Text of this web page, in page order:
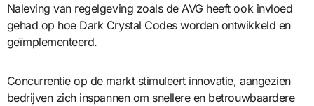
Naleving van regelgeving zoals de AVG heeft ook invloed
gehad op hoe Dark Crystal Codes worden ontwikkeld en
geïmplementeerd.
Concurrentie op de markt stimuleert innovatie, aangezien
bedrijven zich inspannen om snellere en betrouwbaardere